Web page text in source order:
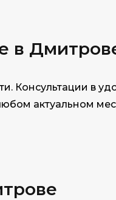
в
Консультации в
актуальном